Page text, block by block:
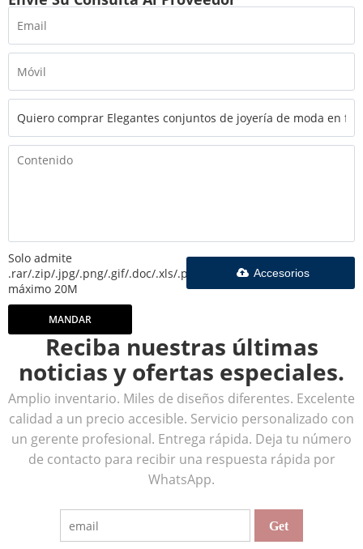
Solo admite
.rar/.zip/.jpg/.png/.gif/.doc/.xls/.pdf,
máximo 20M
Accesorios
MANDAR
Reciba nuestras últimas
noticias y ofertas especiales.
Amplio inventario. Miles de diseños diferentes. Excelente
calidad a un precio accesible. Servicio personalizado con
un gerente profesional. Entrega rápida. Deja tu número
de contacto para recibir una respuesta rápida por
WhatsApp.